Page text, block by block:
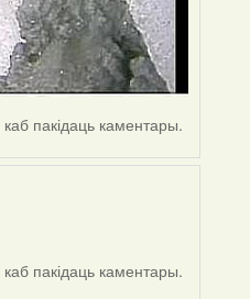
каб пакідаць каментары.
каб пакідаць каментары.